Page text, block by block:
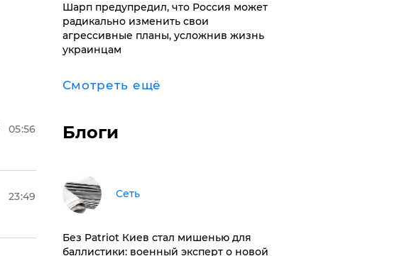
05:56
23:49
Шарп предупредил, что Россия может
радикально изменить свои
агрессивные планы, усложнив жизнь
украинцам
Смотреть ещё
Блоги
Сеть
​Без Patriot Киев стал мишенью для
баллистики: военный эксперт о новой